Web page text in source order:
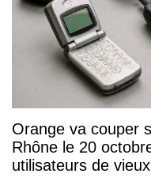
Orange va couper
Rhône le 20
utilisateurs de